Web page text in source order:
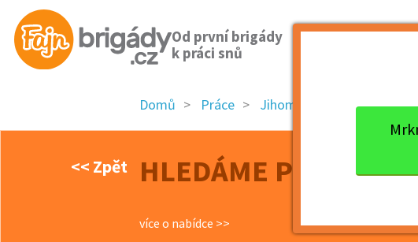
Od první brigády
k práci snů
Domů Práce Jihomoravský kraj
<< Zpět HLEDÁME POSILU
více o nabídce >>